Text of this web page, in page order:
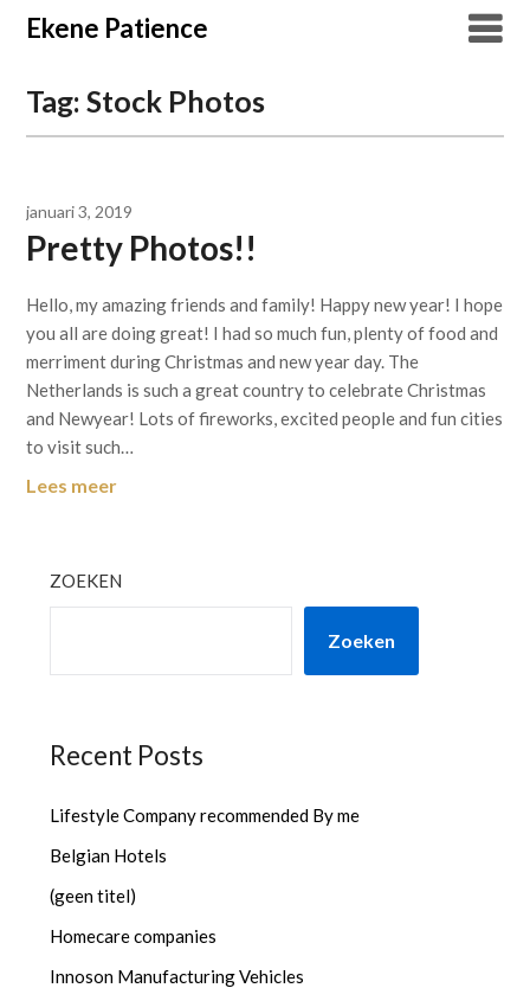
Overslaan
naar
Ekene Patience
Tag:Stock Photos
januari 3, 2019
Pretty Photos!!
Hello, my amazing friends and family! Happy new year! I hope
you all are doing great! I had so much fun, plenty of food and
merriment during Christmas and new year day. The
Netherlands is such a great country to celebrate Christmas
and Newyear! Lots of fireworks, excited people and fun cities
to visit such…
Lees meer
ZOEKEN
Zoeken
Recent Posts
Lifestyle Company recommended By me
Belgian Hotels
(geen titel)
Homecare companies
Innoson Manufacturing Vehicles